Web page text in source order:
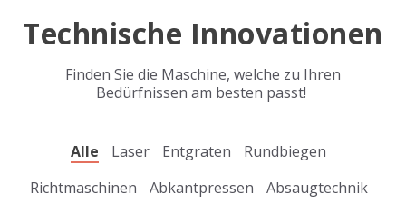
Technische Innovationen
Finden Sie die Maschine, welche zu Ihren
Bedürfnissen am besten passt!
Alle Laser Entgraten
Rundbiegen
Richtmaschinen
Abkantpressen
Absaugtechnik